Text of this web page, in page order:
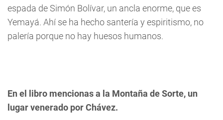
espada de Simón Bolívar, un ancla enorme, que es
Yemayá. Ahí se ha hecho santería y espiritismo, no
palería porque no hay huesos humanos.
En el libro mencionas a la Montaña de Sorte, un
lugar venerado por Chávez.